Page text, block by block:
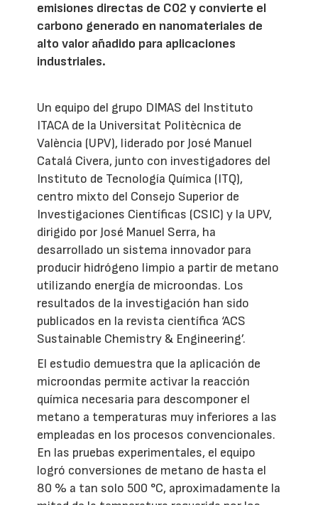
emisiones directas de CO2 y convierte el
carbono generado en nanomateriales de
alto valor añadido para aplicaciones
industriales.
Un equipo del grupo DIMAS del Instituto
ITACA de la Universitat Politècnica de
València (UPV), liderado por José Manuel
Catalá Civera, junto con investigadores del
Instituto de Tecnología Química (ITQ),
centro mixto del Consejo Superior de
Investigaciones Científicas (CSIC) y la UPV,
dirigido por José Manuel Serra, ha
desarrollado un sistema innovador para
producir hidrógeno limpio a partir de metano
utilizando energía de microondas. Los
resultados de la investigación han sido
publicados en la revista científica ‘ACS
Sustainable Chemistry & Engineering’.
El estudio demuestra que la aplicación de
microondas permite activar la reacción
química necesaria para descomponer el
metano a temperaturas muy inferiores a las
empleadas en los procesos convencionales.
En las pruebas experimentales, el equipo
logró conversiones de metano de hasta el
80 % a tan solo 500 °C, aproximadamente la